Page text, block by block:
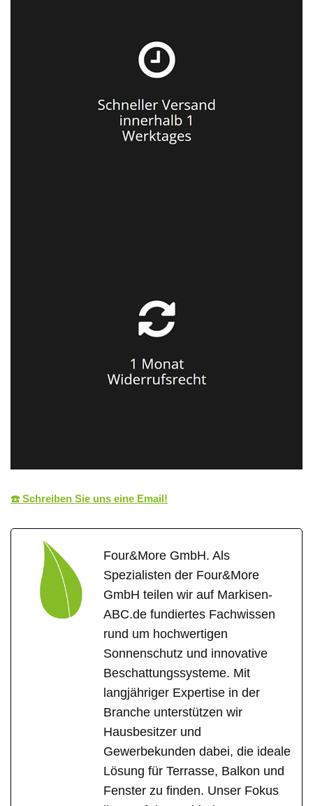
☎️ Schreiben Sie uns eine Email!
Four&More GmbH. Als
Spezialisten der Four&More
GmbH teilen wir auf Markisen-
ABC.de fundiertes Fachwissen
rund um hochwertigen
Sonnenschutz und innovative
Beschattungssysteme. Mit
langjähriger Expertise in der
Branche unterstützen wir
Hausbesitzer und
Gewerbekunden dabei, die ideale
Lösung für Terrasse, Balkon und
Fenster zu finden. Unser Fokus